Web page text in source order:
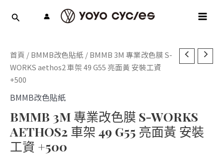
首頁 /BMMB改色貼紙 / BMMB 3M 專業改色膜 S-
WORKS aethos2 車架 49 G55 亮面黃 安裝工資
+500
BMMB改色貼紙
BMMB 3M 專業改色膜 S-WORKS
AETHOS2 車架 49 G55 亮面黃 安裝
工資 +500